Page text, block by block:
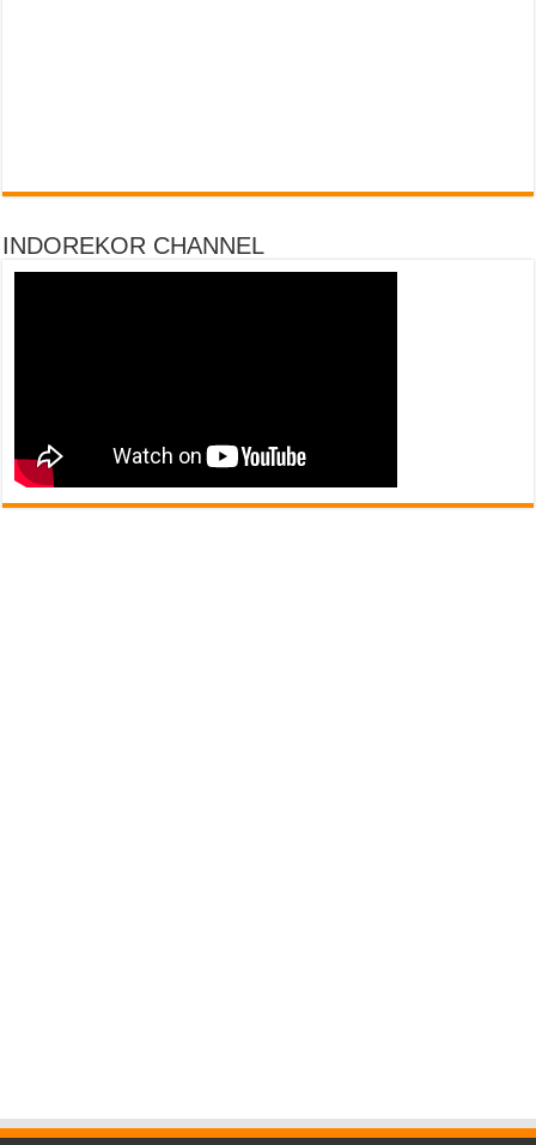
INDOREKOR CHANNEL